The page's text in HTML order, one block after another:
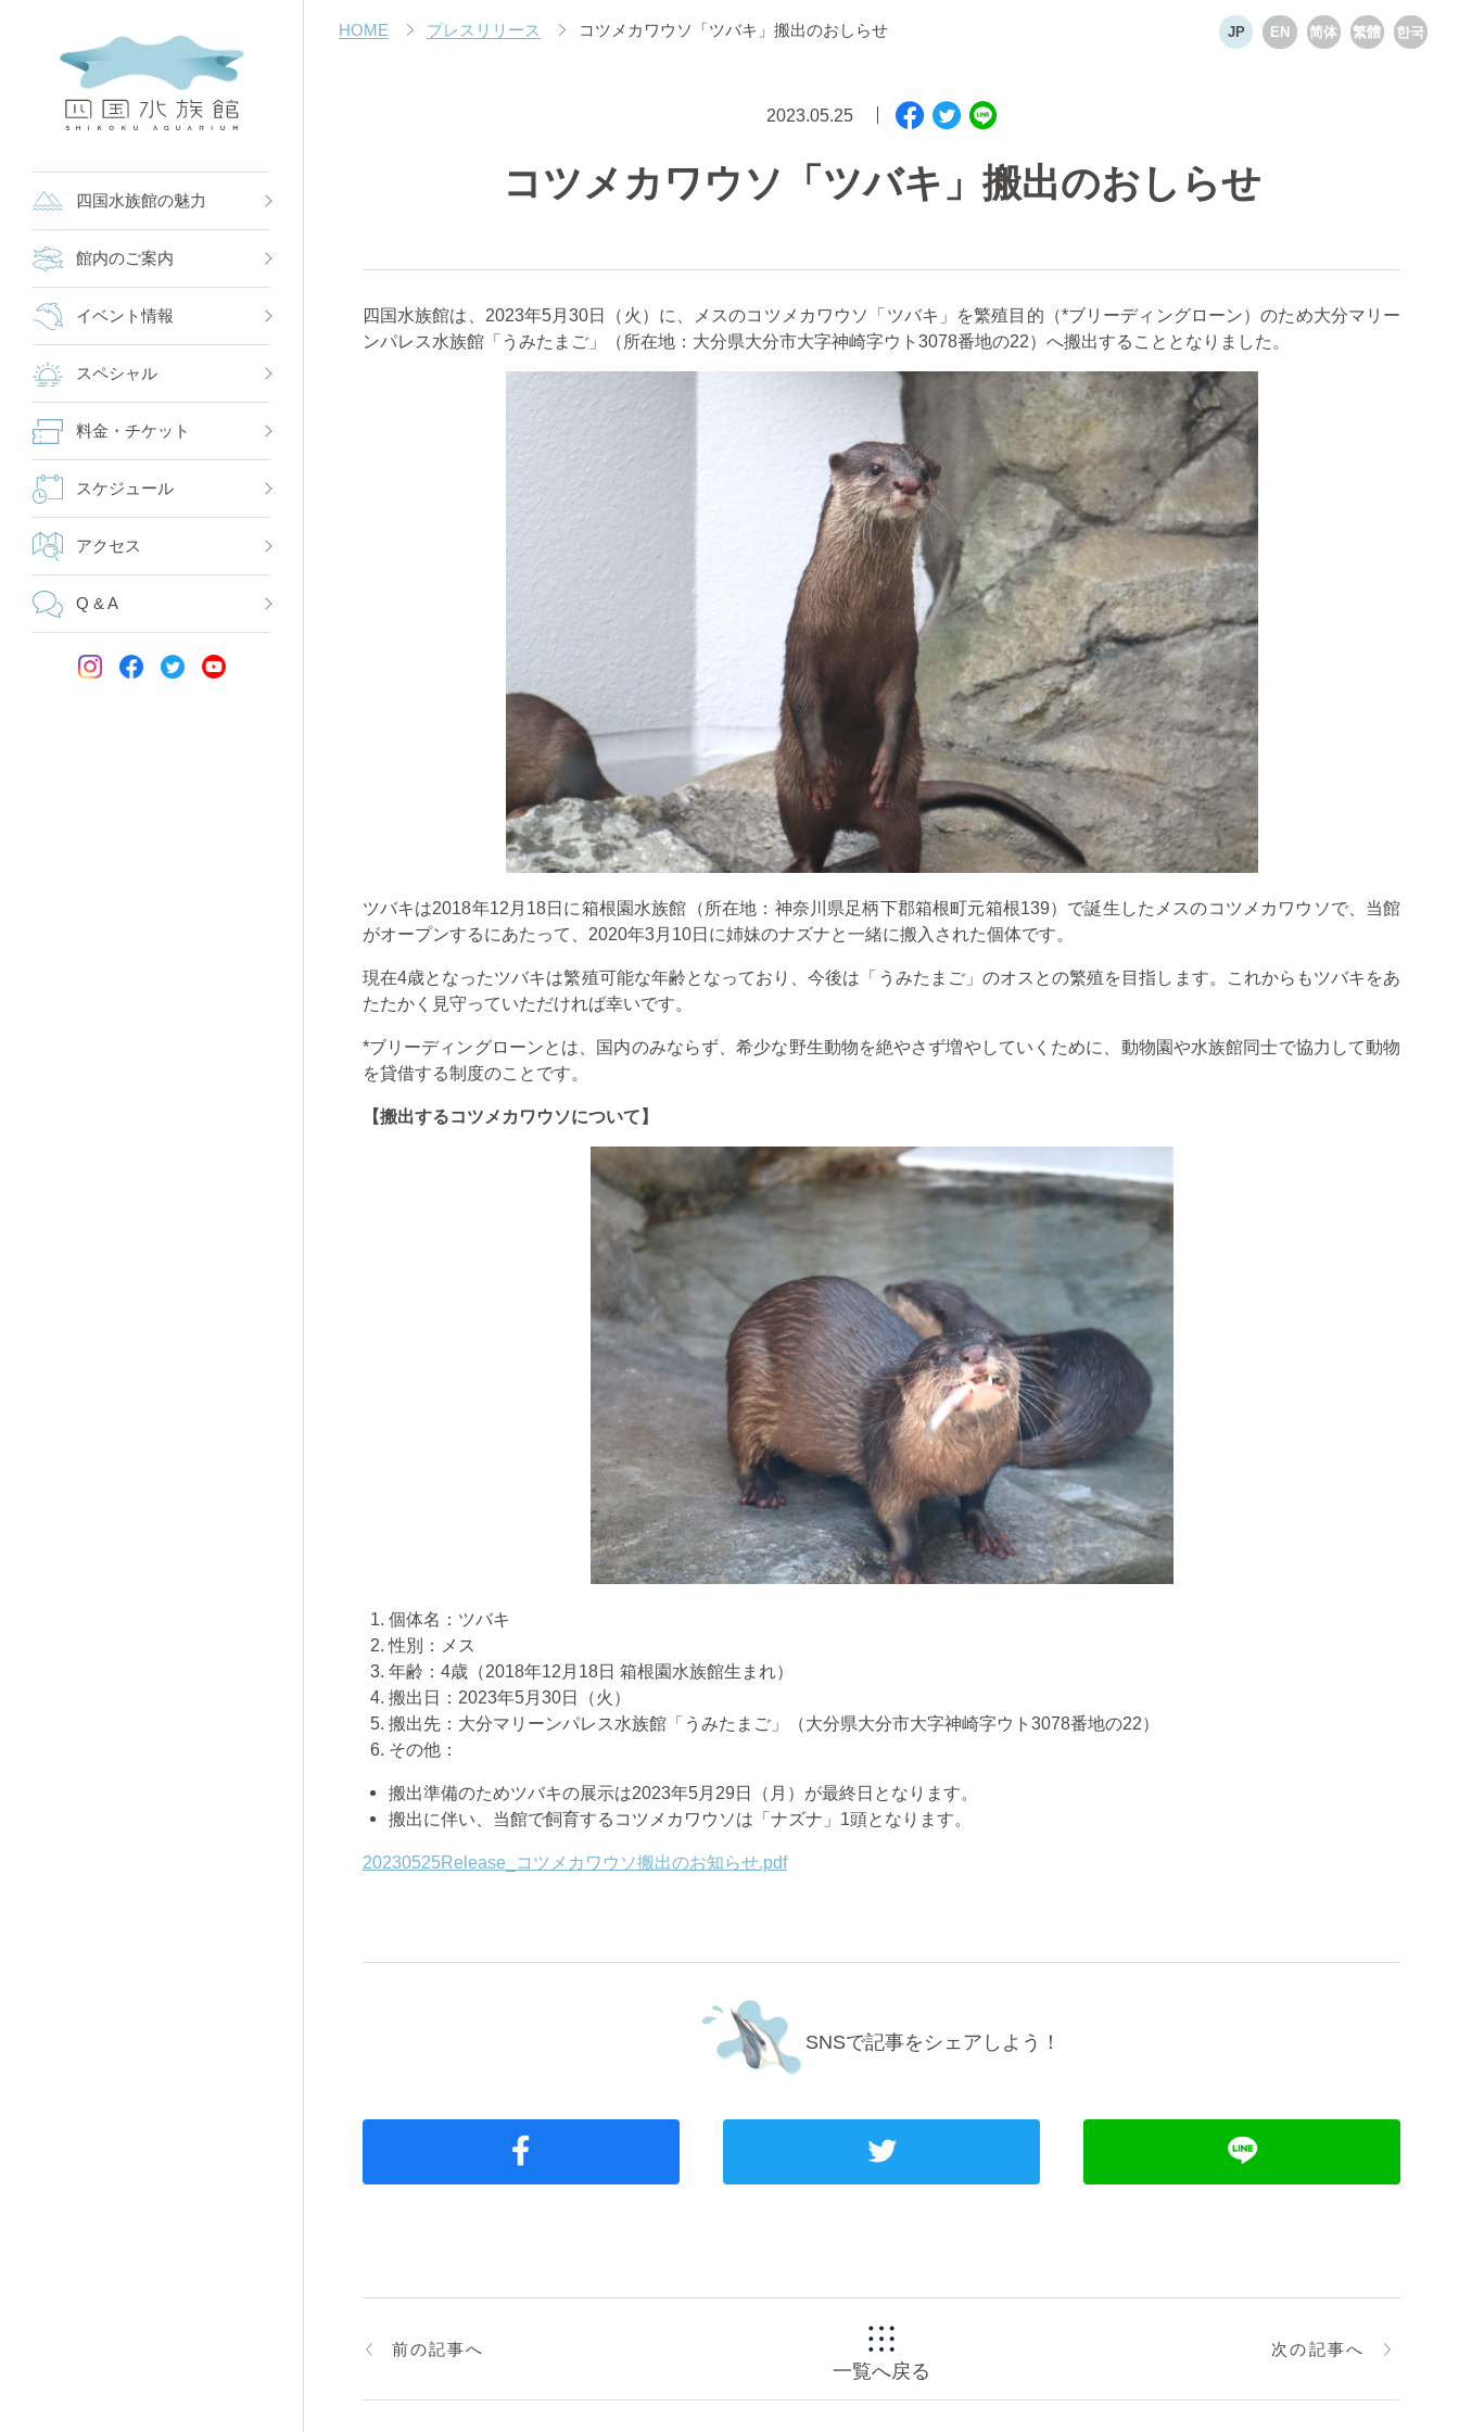
JP EN 简体 繁體 한국
四国水族館の魅力
館内のご案内
イベント情報
スペシャル
料金・チケット
スケジュール
アクセス
Q & A
HOME プレスリリース コツメカワウソ「ツバキ」搬出のおしらせ
2023.05.25
コツメカワウソ「ツバキ」搬出のおしらせ
四国水族館は、 2023年5月30日（火）に、メスのコツメカワウソ「ツバキ」を繁殖目的（*ブリーディングローン）のため大分マリー
ンパレス水族館「うみたまご」（所在地：大分県大分市大字神崎字ウト 3078番地の22）へ搬出することとなりました。
ツバキは2018年12 月 18日に箱根園水族館（所在地：神奈川県足柄下郡箱根町元箱根139）で誕生したメスのコツメカワウソで、当館
がオープンするにあたって、 2020年3月 10日に姉妹のナズナと一緒に搬入された個体です。
現在4歳となったツバキは繁殖可能な年齢となっており、今後は「うみたまご」のオスとの繁殖を目指します。これからもツバキをあ
たたかく見守っていただければ幸いです。
*ブリーディングローンとは、国内のみならず、希少な野生動物を絶やさず増やしていくために、動物園や水族館同士で協力して動物
を貸借する制度のことです。
【搬出するコツメカワウソについて】
個体名：ツバキ
性別：メス
年齢： 4歳（2018年12 月 18日 箱根園水族館生まれ）
搬出日： 2023年5月30日（火）
搬出先：大分マリーンパレス水族館「うみたまご」（大分県大分市大字神崎字ウト 3078番地の22）
その他：
搬出準備のためツバキの展示は2023年5月 29日（月）が最終日となります。
搬出に伴い、当館で飼育するコツメカワウソは「ナズナ」 1頭となります。
20230525Release_コツメカワウソ搬出のお知らせ.pdf
SNSで記事をシェアしよう！
前の記事へ
一覧へ戻る
次の記事へ